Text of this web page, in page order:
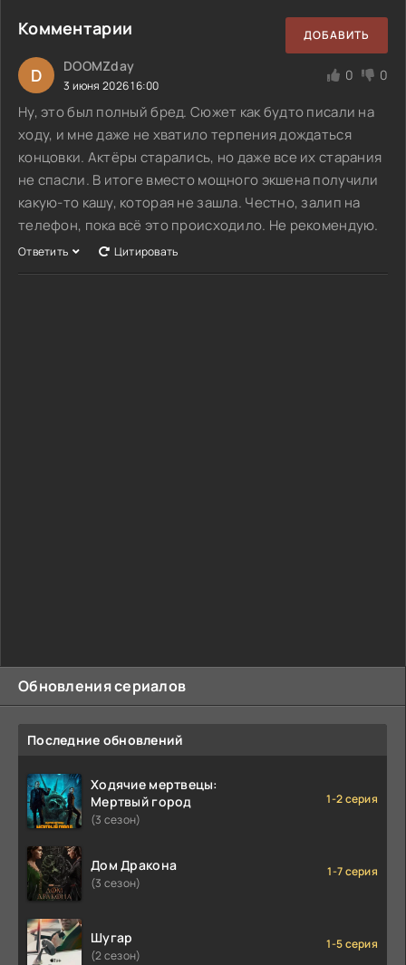
Комментарии ДОБАВИТЬ
D DOOMZday
3 июня 2026 16:00
0 0
Ну, это был полный бред. Сюжет как будто писали на
ходу, и мне даже не хватило терпения дождаться
концовки. Актёры старались, но даже все их старания
не спасли. В итоге вместо мощного экшена получили
какую-то кашу, которая не зашла. Честно, залип на
телефон, пока всё это происходило. Не рекомендую.
Ответить Цитировать
Обновления сериалов
Последние обновлений
Ходячие мертвецы:
Мертвый город
(3 сезон)
1-2 серия
Дом Дракона
(3 сезон)
1-7 серия
Шугар
(2 сезон)
1-5 серия